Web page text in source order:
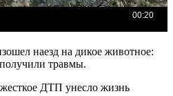
наезд на дикое животное:
травмы.